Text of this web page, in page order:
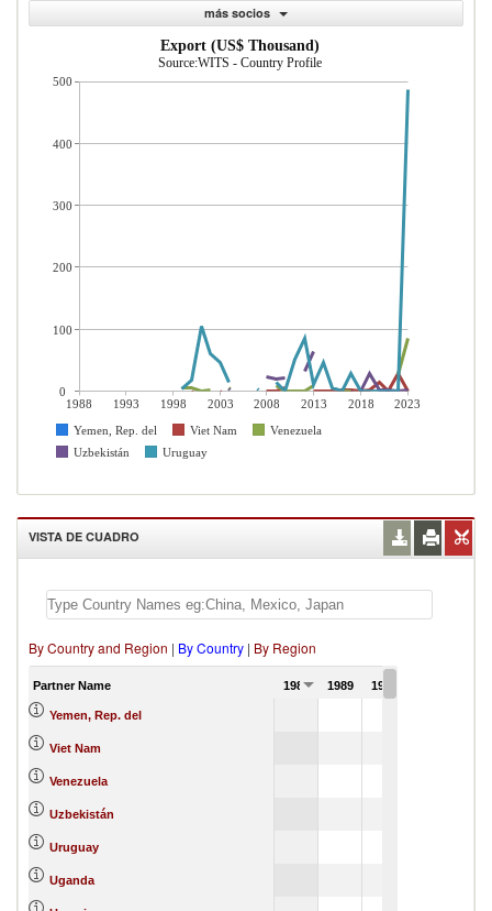
más socios
Export (US$ Thousand)
Source:WITS - Country Profile
1988 1993 1998 2003 2008 2013 2018
2023
Yemen, Rep. del
Viet Nam
Venezuela
Uzbekistán
Uruguay
500
400
300
200
100
0
VISTA DE CUADRO
By Country and Region | By Country | By Region
Partner Name 1988 1989 1990
Yemen, Rep. del
Viet Nam
Venezuela
Uzbekistán
Uruguay
Uganda